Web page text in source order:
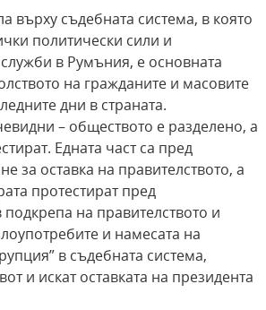
върху съдебната система, в която
политически сили и
в Румъния, е основната
на гражданите и масовите
дни в страната.
– обществото е разделено, а
Едната част са пред
за оставка на правителството, а
протестират пред
подкрепа на правителството и
и намесата на
в съдебната система,
и искат оставката на президента